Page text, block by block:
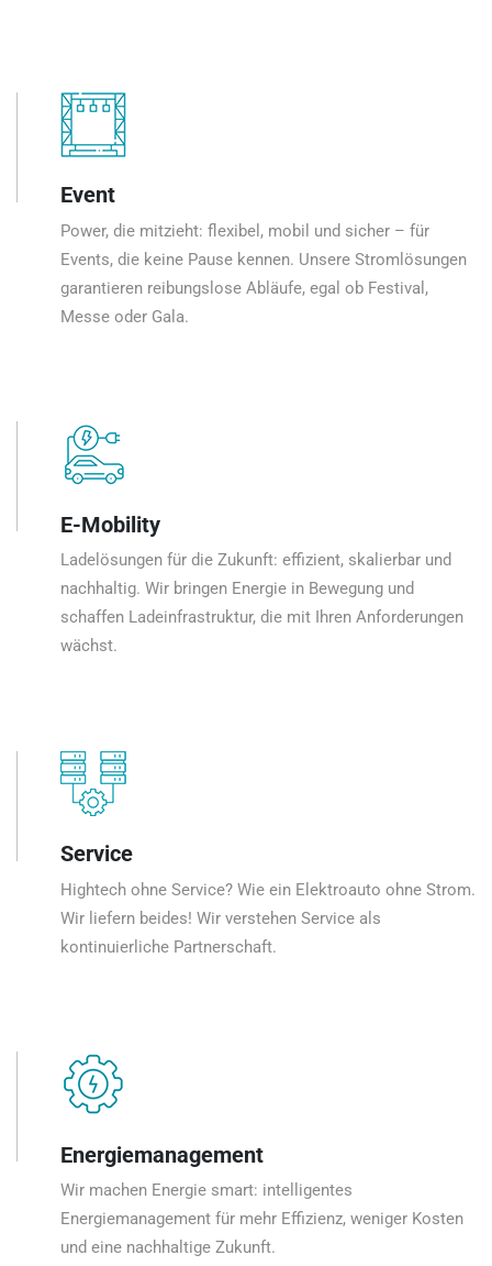
Event
Power, die mitzieht: flexibel, mobil und sicher – für
Events, die keine Pause kennen. Unsere Stromlösungen
garantieren reibungslose Abläufe, egal ob Festival,
Messe oder Gala.
E-Mobility
Ladelösungen für die Zukunft: effizient, skalierbar und
nachhaltig. Wir bringen Energie in Bewegung und
schaffen Ladeinfrastruktur, die mit Ihren Anforderungen
wächst.
Service
Hightech ohne Service? Wie ein Elektroauto ohne Strom.
Wir liefern beides! Wir verstehen Service als
kontinuierliche Partnerschaft.
Energiemanagement
Wir machen Energie smart: intelligentes
Energiemanagement für mehr Effizienz, weniger Kosten
und eine nachhaltige Zukunft.